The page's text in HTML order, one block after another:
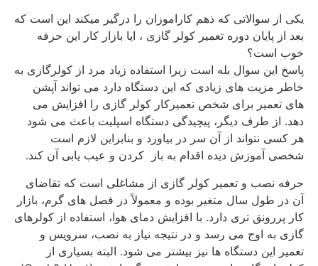
یکی از سوالاتی که ذهم کاراموزان را درگیر میکند این است که
بعد از پایان دوره تعمیر کولر گازی ، ایا بازار کار این حرفه
خوب است؟
پاسخ این سوال بله است زیرا استفاده زیاد مرد از کولرگازی به
خاطر مزیت های زیادی که این دستگاه دارد می تواند آپشن
های تعمیر برای شخص تعمیرکار کولر گازی را افزایش می
دهد. از طرف دیگر، پیچیدگی دستگاه اسپلیت باعث می شود
هر کسی نتواند از آن سر در بیاورد و بنابراین لازم است
شخصی آموزش دیده اقدام به باز کردن و عیب یابی آن کند.
حرفه نصب و تعمیر کولر گازی از مشاغلی است که تقاضای
آن در طول سال متغیر بوده و معمولاً در فصل‌ های گرم، بازار
کار پررونق‌ تری دارد. با افزایش دمای هوا، استفاده از کولرهای
گازی به اوج می‌ رسد و در نتیجه نیاز به نصب، سرویس و
تعمیر این دستگاه‌ ها نیز بیشتر می‌ شود. البته بسیاری از